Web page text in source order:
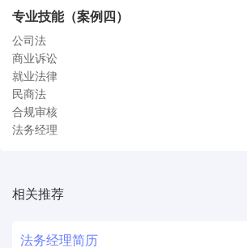
专业技能（案例四）
公司法
商业诉讼
就业法律
民商法
合规审核
法务经理
相关推荐
法务经理简历